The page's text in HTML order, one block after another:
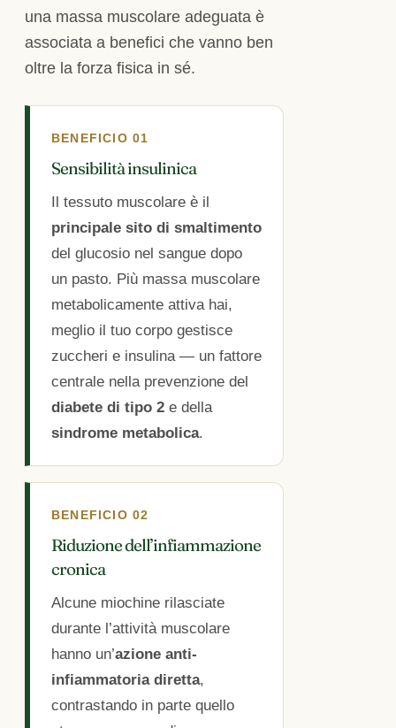
una massa muscolare adeguata è
associata a benefici che vanno ben
oltre la forza fisica in sé.
BENEFICIO 01
Sensibilità insulinica
Il tessuto muscolare è il
principale sito di smaltimento
del glucosio nel sangue dopo
un pasto. Più massa muscolare
metabolicamente attiva hai,
meglio il tuo corpo gestisce
zuccheri e insulina — un fattore
centrale nella prevenzione del
diabete di tipo 2 e della
sindrome metabolica.
BENEFICIO 02
Riduzione dell’infiammazione
cronica
Alcune miochine rilasciate
durante l’attività muscolare
hanno un’azione anti-
infiammatoria diretta,
contrastando in parte quello